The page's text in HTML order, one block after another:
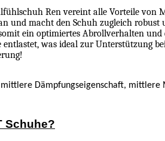
Ren vereint alle Vorteile von
und macht den Schuh zugleich robust
ein optimiertes Abrollverhalten und
entlastet, was ideal zur Unterstützung
mittlere Dämpfungseigenschaft, mittlere
Schuhe?